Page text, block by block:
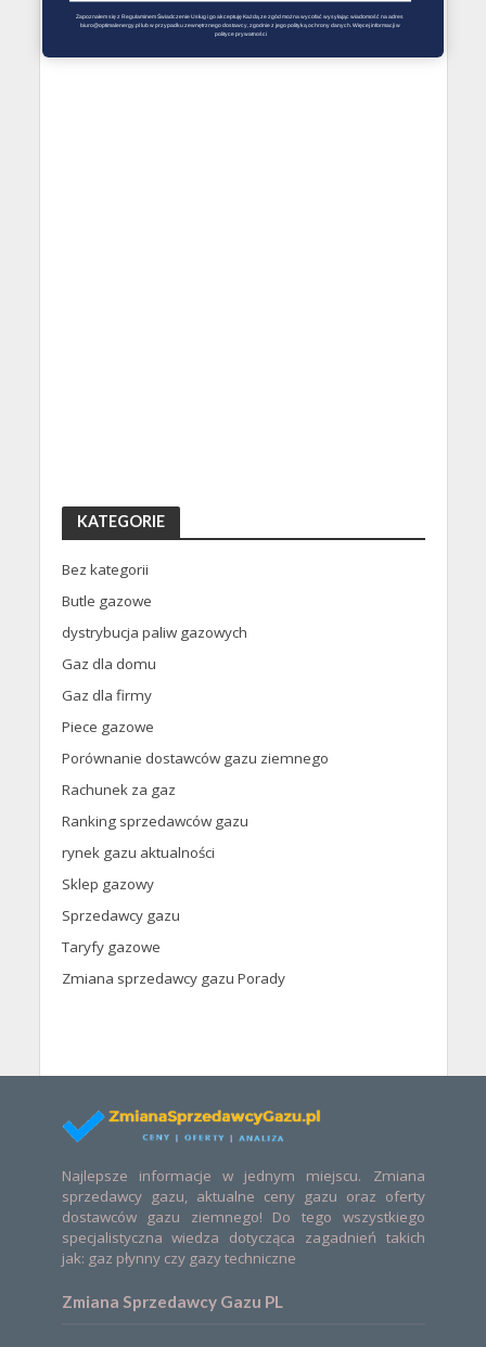
KATEGORIE
Bez kategorii
Butle gazowe
dystrybucja paliw gazowych
Gaz dla domu
Gaz dla firmy
Piece gazowe
Porównanie dostawców gazu ziemnego
Rachunek za gaz
Ranking sprzedawców gazu
rynek gazu aktualności
Sklep gazowy
Sprzedawcy gazu
Taryfy gazowe
Zmiana sprzedawcy gazu Porady
Najlepsze informacje w jednym miejscu. Zmiana
sprzedawcy gazu, aktualne ceny gazu oraz oferty
dostawców gazu ziemnego! Do tego wszystkiego
specjalistyczna wiedza dotycząca zagadnień takich
jak: gaz płynny czy gazy techniczne
Zmiana Sprzedawcy Gazu PL
Zapoznałem się z Regulaminem Świadczenie Usług i go akceptuję Każdą ze zgód można wycofać wysyłając wiadomość na adres
biuro@optimalenergy.pl lub w przypadku zewnętrznego dostawcy, zgodnie z jego polityką ochrony danych. Więcej informacji w
polityce prywatności